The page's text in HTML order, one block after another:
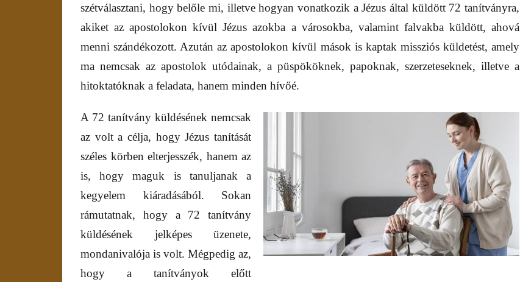
szétválasztani, hogy belőle mi, illetve hogyan vonatkozik a Jézus által küldött 72 tanítványra,
akiket az apostolokon kívül Jézus azokba a városokba, valamint falvakba küldött, ahová
menni szándékozott. Azután az apostolokon kívül mások is kaptak missziós küldetést, amely
ma nemcsak az apostolok utódainak, a püspököknek, papoknak, szerzeteseknek, illetve a
hitoktatóknak a feladata, hanem minden hívőé.
A 72 tanítvány küldésének nemcsak
az volt a célja, hogy Jézus tanítását
széles körben elterjesszék, hanem az
is, hogy maguk is tanuljanak a
kegyelem kiáradásából. Sokan
rámutatnak, hogy a 72 tanítvány
küldésének jelképes üzenete,
mondanivalója is volt. Mégpedig az,
hogy a tanítványok előtt